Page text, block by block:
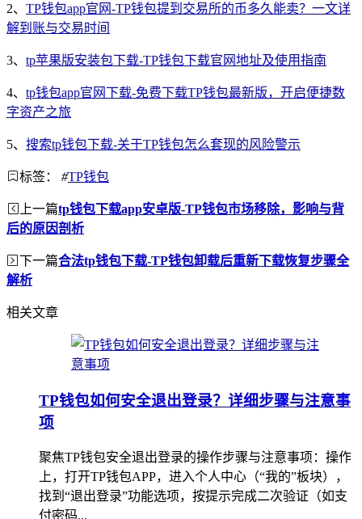
2、 TP钱包app官网-TP钱包提到交易所的币多久能卖？一文详
解到账与交易时间
3、 tp苹果版安装包下载-TP钱包下载官网地址及使用指南
4、 tp钱包app官网下载-免费下载TP钱包最新版，开启便捷数
字资产之旅
5、 搜索tp钱包下载-关于TP钱包怎么套现的风险警示
标签： #TP钱包
上一篇tp钱包下载app安卓版-TP钱包市场移除，影响与背
后的原因剖析
下一篇合法tp钱包下载-TP钱包卸载后重新下载恢复步骤全
解析
相关文章
TP钱包如何安全退出登录？详细步骤与注意事
项
聚焦TP钱包安全退出登录的操作步骤与注意事项：操作
上，打开TP钱包APP，进入个人中心（“我的”板块），
找到“退出登录”功能选项，按提示完成二次验证（如支
付密码...